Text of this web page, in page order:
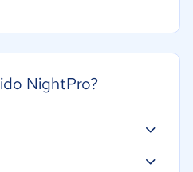
NightPro?